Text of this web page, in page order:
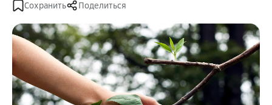
Сохранить Поделиться